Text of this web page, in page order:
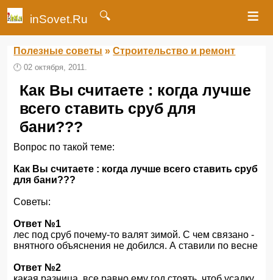
inSovet.Ru 🔍 ≡
Полезные советы »Строительство и ремонт
🕛02 октября, 2011.
Как Вы считаете : когда лучше
всего ставить сруб для
бани???
Вопрос по такой теме:
Как Вы считаете : когда лучше всего ставить сруб
для бани???
Советы:
Ответ №1
лес под сруб почему-то валят зимой. С чем связано -
внятного объяснения не добился. А ставили по весне
Ответ №2